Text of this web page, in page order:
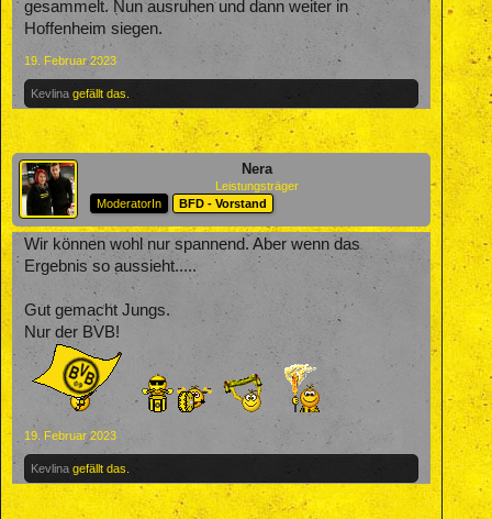
gesammelt. Nun ausruhen und dann weiter in
Hoffenheim siegen.
19. Februar 2023
Kevlina gefällt das.
Nera
Leistungsträger
ModeratorIn
BFD - Vorstand
Wir können wohl nur spannend. Aber wenn das
Ergebnis so aussieht.....
Gut gemacht Jungs.
Nur der BVB!
19. Februar 2023
Kevlina gefällt das.